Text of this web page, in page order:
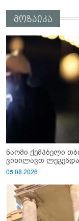
მოზაიკა
ნაომი ქემპბელი
ვიხილავთ
05.08.2026